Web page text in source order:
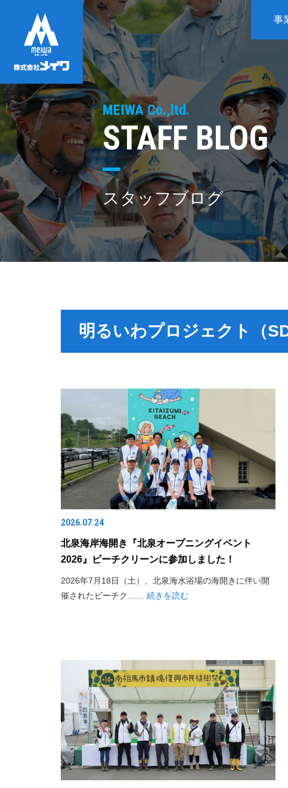
事
MEIWA Co.,ltd.
STAFF BLOG
スタッフブログ
明るいわプロジェクト（
2026.07.24
北泉海岸海開き『北泉オープニングイベント
2026』ビーチクリーンに参加しました！
2026年7月18日（土）、北泉海水浴場の海開きに伴い開
催されたビーチク…… 続きを読む